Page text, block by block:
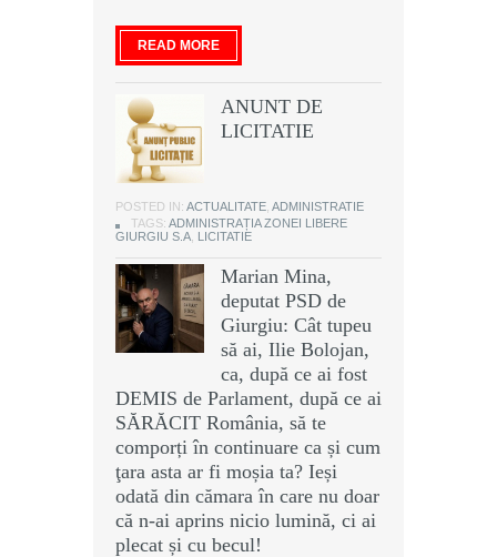
READ MORE
ANUNT DE
LICITATIE
POSTED IN: ACTUALITATE ADMINISTRATIE
TAGS: ADMINISTRAȚIA ZONEI LIBERE
GIURGIU S.A LICITATIE
Marian Mina,
deputat PSD de
Giurgiu: Cât tupeu
să ai, Ilie Bolojan,
ca, după ce ai fost
DEMIS de Parlament, după ce ai
SĂRĂCIT România, să te
comporți în continuare ca și cum
ţara asta ar fi moșia ta? Ieși
odată din cămara în care nu doar
că n-ai aprins nicio lumină, ci ai
plecat și cu becul!